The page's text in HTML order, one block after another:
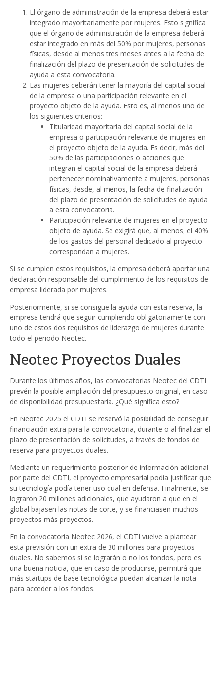
El órgano de administración de la empresa deberá estar
integrado mayoritariamente por mujeres. Esto significa
que el órgano de administración de la empresa deberá
estar integrado en más del 50% por mujeres, personas
físicas, desde al menos tres meses antes a la fecha de
finalización del plazo de presentación de solicitudes de
ayuda a esta convocatoria.
Las mujeres deberán tener la mayoría del capital social
de la empresa o una participación relevante en el
proyecto objeto de la ayuda. Esto es, al menos uno de
los siguientes criterios:
Titularidad mayoritaria del capital social de la
empresa o participación relevante de mujeres en
el proyecto objeto de la ayuda. Es decir, más del
50% de las participaciones o acciones que
integran el capital social de la empresa deberá
pertenecer nominativamente a mujeres, personas
físicas, desde, al menos, la fecha de finalización
del plazo de presentación de solicitudes de ayuda
a esta convocatoria.
Participación relevante de mujeres en el proyecto
objeto de ayuda. Se exigirá que, al menos, el 40%
de los gastos del personal dedicado al proyecto
correspondan a mujeres.
Si se cumplen estos requisitos, la empresa deberá aportar una
declaración responsable del cumplimiento de los requisitos de
empresa liderada por mujeres.
Posteriormente, si se consigue la ayuda con esta reserva, la
empresa tendrá que seguir cumpliendo obligatoriamente con
uno de estos dos requisitos de liderazgo de mujeres durante
todo el periodo Neotec.
Neotec Proyectos Duales
Durante los últimos años, las convocatorias Neotec del CDTI
prevén la posible ampliación del presupuesto original, en caso
de disponibilidad presupuestaria. ¿Qué significa esto?
En Neotec 2025 el CDTI se reservó la posibilidad de conseguir
financiación extra para la convocatoria, durante o al finalizar el
plazo de presentación de solicitudes, a través de fondos de
reserva para proyectos duales.
Mediante un requerimiento posterior de información adicional
por parte del CDTI, el proyecto empresarial podía justificar que
su tecnología podía tener uso dual en defensa. Finalmente, se
lograron 20 millones adicionales, que ayudaron a que en el
global bajasen las notas de corte, y se financiasen muchos
proyectos más proyectos.
En la convocatoria Neotec 2026, el CDTI vuelve a plantear
esta previsión con un extra de 30 millones para proyectos
duales. No sabemos si se lograrán o no los fondos, pero es
una buena noticia, que en caso de producirse, permitirá que
más startups de base tecnológica puedan alcanzar la nota
para acceder a los fondos.